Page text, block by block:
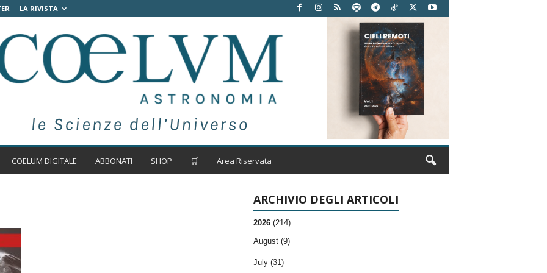
LA RIVISTA
COELUM DIGITALE ABBONATI SHOP 🛒 Area Riservata
ARCHIVIO DEGLI ARTICOLI
2026 (214)
August (9)
July (31)